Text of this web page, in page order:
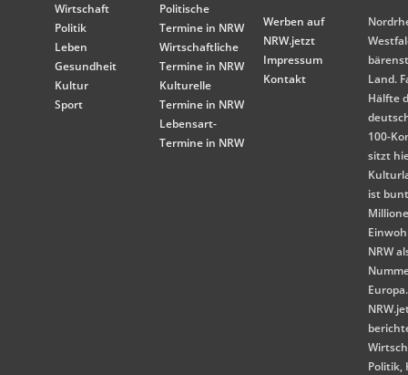
Wirtschaft
Politik
Leben
Gesundheit
Kultur
Sport
Politische
Termine in NRW
Wirtschaftliche
Termine in NRW
Kulturelle
Termine in NRW
Lebensart-
Termine in NRW
Werben auf
NRW.jetzt
Impressum
Kontakt
Land.
Hälfte
100-
sitzt
ist
NRW
Europa.
Politik,